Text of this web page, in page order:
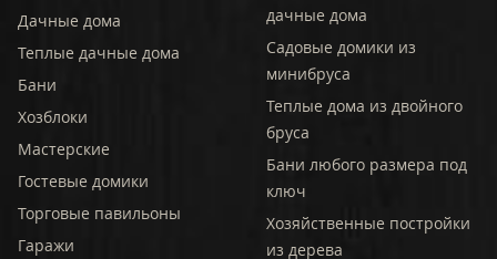
Дачные дома
Теплые дачные дома
Бани
Хозблоки
Мастерские
Гостевые домики
Торговые павильоны
Гаражи
дачные дома
Садовые домики из
минибруса
Теплые дома из двойного
бруса
Бани любого размера под
ключ
Хозяйственные постройки
из дерева